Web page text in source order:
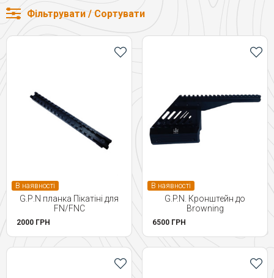
Фільтрувати / Сортувати
В наявності
G.Р.N планка Пікатіні для
FN/FNC
2000 ГРН
В наявності
G.P.N. Кронштейн до
Browning
6500 ГРН